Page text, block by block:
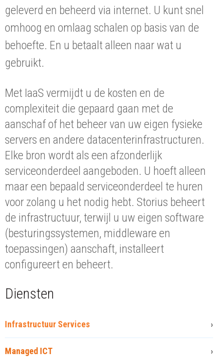
geleverd en beheerd via internet. U kunt snel
omhoog en omlaag schalen op basis van de
behoefte. En u betaalt alleen naar wat u
gebruikt.
Met IaaS vermijdt u de kosten en de
complexiteit die gepaard gaan met de
aanschaf of het beheer van uw eigen fysieke
servers en andere datacenterinfrastructuren.
Elke bron wordt als een afzonderlijk
serviceonderdeel aangeboden. U hoeft alleen
maar een bepaald serviceonderdeel te huren
voor zolang u het nodig hebt. Storius beheert
de infrastructuur, terwijl u uw eigen software
(besturingssystemen, middleware en
toepassingen) aanschaft, installeert
configureert en beheert.
Diensten
Infrastructuur Services
Managed ICT